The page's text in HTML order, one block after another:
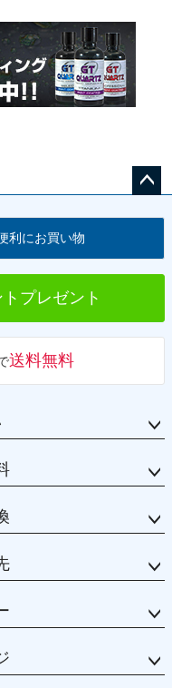
へ
利にお買い物
プレゼント
送料無料